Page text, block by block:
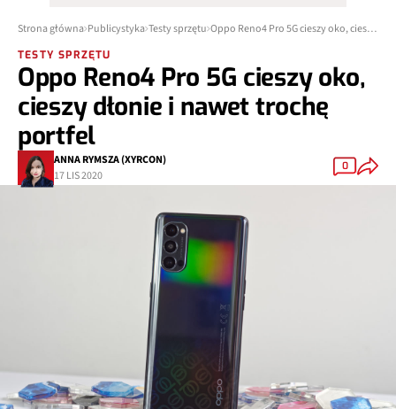
Strona główna Publicystyka Testy sprzętu Oppo Reno4 Pro 5G cieszy oko, cieszy dłonie i nawet trochę portfel
TESTY SPRZĘTU
Oppo Reno4 Pro 5G cieszy oko,
cieszy dłonie i nawet trochę
portfel
ANNA RYMSZA (XYRCON)
17 LIS 2020
0